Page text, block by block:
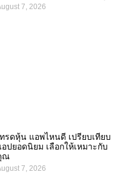
7, 2026
ทรดหุ้น แอพไหนดี เปรียบเทียบ
อปยอดนิยม เลือกให้เหมาะกับ
ณ
7, 2026